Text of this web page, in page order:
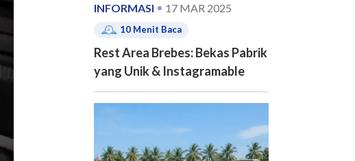
INFORMASI 17 MAR 2025
10 Menit Baca
Rest Area Brebes: Bekas Pabrik
yang Unik & Instagramable